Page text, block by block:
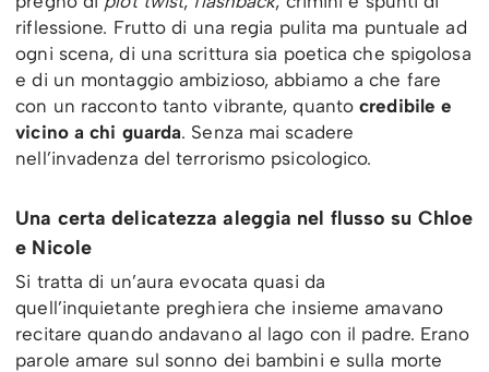
riflessione. Frutto di una regia pulita ma puntuale ad
ogni scena, di una scrittura sia poetica che spigolosa
e di un montaggio ambizioso, abbiamo a che fare
con un racconto tanto vibrante, quanto credibile e
vicino a chi guarda. Senza mai scadere
nell’invadenza del terrorismo psicologico.
Una certa delicatezza aleggia nel flusso su Chloe
e Nicole
Si tratta di un’aura evocata quasi da
quell’inquietante preghiera che insieme amavano
recitare quando andavano al lago con il padre. Erano
parole amare sul sonno dei bambini e sulla morte